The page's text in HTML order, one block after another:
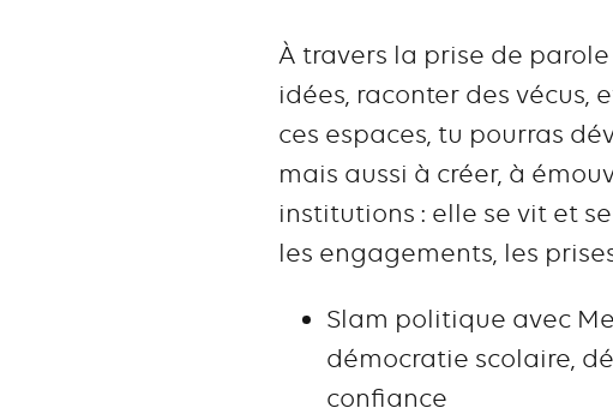
À travers la prise de
idées, raconter des vécus,
ces espaces, tu pourras
mais aussi à créer, à
institutions : elle se vit et
les engagements, les
Slam politique avec
démocratie scolaire,
confiance